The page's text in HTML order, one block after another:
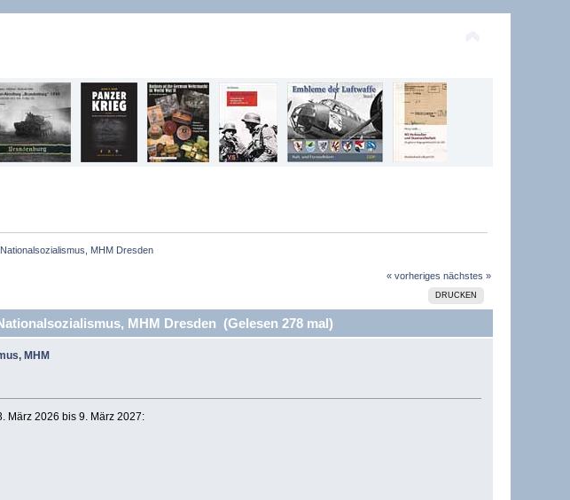
MHM Dresden
« vorheriges nächstes »
DRUCKEN
MHM Dresden (Gelesen 278 mal)
MHM
März 2026 bis 9. März 2027: